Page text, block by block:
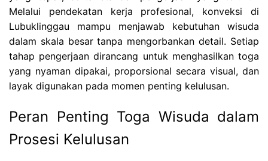
Melalui pendekatan kerja profesional, konveksi di
Lubuklinggau mampu menjawab kebutuhan wisuda
dalam skala besar tanpa mengorbankan detail. Setiap
tahap pengerjaan dirancang untuk menghasilkan toga
yang nyaman dipakai, proporsional secara visual, dan
layak digunakan pada momen penting kelulusan.
Peran Penting Toga Wisuda dalam
Prosesi Kelulusan